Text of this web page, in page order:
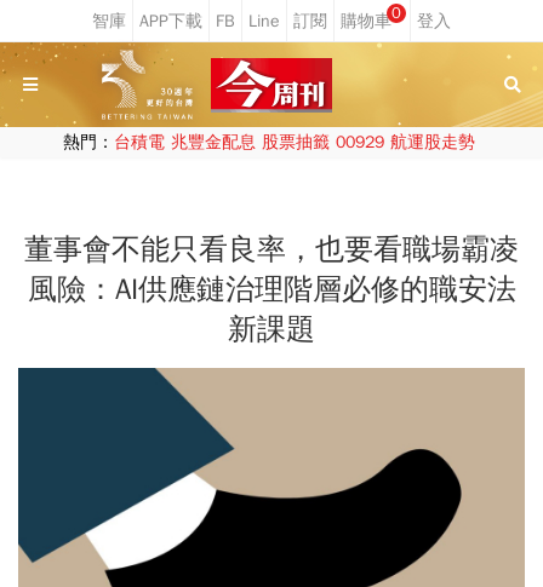
0
熱門： 台積電 兆豐金配息 股票抽籤 00929 航運股走勢
董事會不能只看良率，也要看職場霸凌
風險：AI供應鏈治理階層必修的職安法
新課題